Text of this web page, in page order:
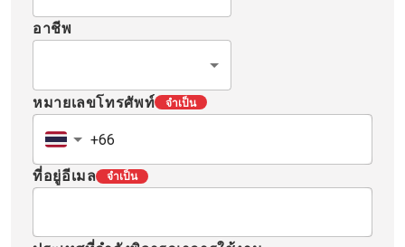
อาชีพ
หมายเลขโทรศัพท์ จำเป็น
ที่อยู่อีเมล จำเป็น